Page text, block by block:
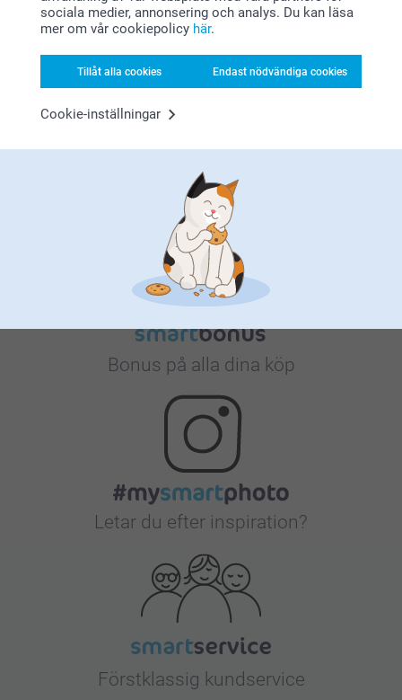
sociala medier, annonsering och analys. Du kan läsa
mer om vår cookiepolicy här.
Tillåt alla cookies Endast nödvändiga cookies
Cookie-inställningar
Varförsmartphoto
Nöjd kundgaranti
Bonus på alla dina köp
Letar du efter inspiration?
Förstklassig kundservice